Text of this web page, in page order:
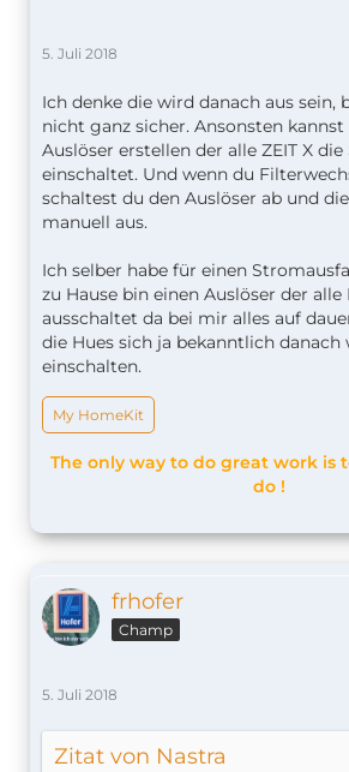
5. Juli 2018
Ich denke die wird danach aus sein,
nicht ganz sicher. Ansonsten
Auslöser erstellen der alle ZEIT X
einschaltet. Und wenn du
schaltest du den Auslöser ab und
manuell aus.
Ich selber habe für einen
zu Hause bin einen Auslöser der alle
ausschaltet da bei mir alles auf
die Hues sich ja bekanntlich danach
einschalten.
My HomeKit
The only way to do great work is
do !
frhofer
Champ
5. Juli 2018
Zitat von Nastra